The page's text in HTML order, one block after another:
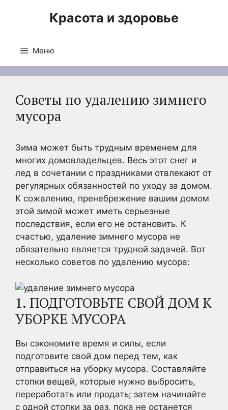
Красота и здоровье
Меню
Советы по удалению зимнего
мусора
Зима может быть трудным временем для
многих домовладельцев. Весь этот снег и
лед в сочетании с праздниками отвлекают от
регулярных обязанностей по уходу за домом.
К сожалению, пренебрежение вашим домом
этой зимой может иметь серьезные
последствия, если его не остановить. К
счастью, удаление зимнего мусора не
обязательно является трудной задачей. Вот
несколько советов по удалению мусора:
1. ПОДГОТОВЬТЕ СВОЙ ДОМ К
УБОРКЕ МУСОРА
Вы сэкономите время и силы, если
подготовите свой дом перед тем, как
отправиться на уборку мусора. Составляйте
стопки вещей, которые нужно выбросить,
переработать или продать; затем начинайте
с одной стопки за раз, пока не останется